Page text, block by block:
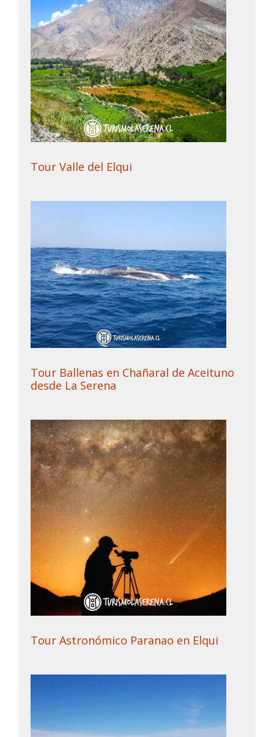
Tour Valle del Elqui
Tour Ballenas en Chañaral de Aceituno
desde La Serena
Tour Astronómico Paranao en Elqui